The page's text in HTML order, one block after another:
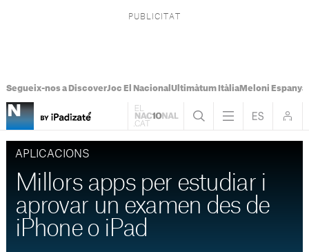
Segueix-nos a DiscoverJoc El Nacional Ultimàtum ItàliaMeloni Espanya
APLICACIONS
Millors apps per estudiar i
aprovar un examen des de
iPhone o iPad